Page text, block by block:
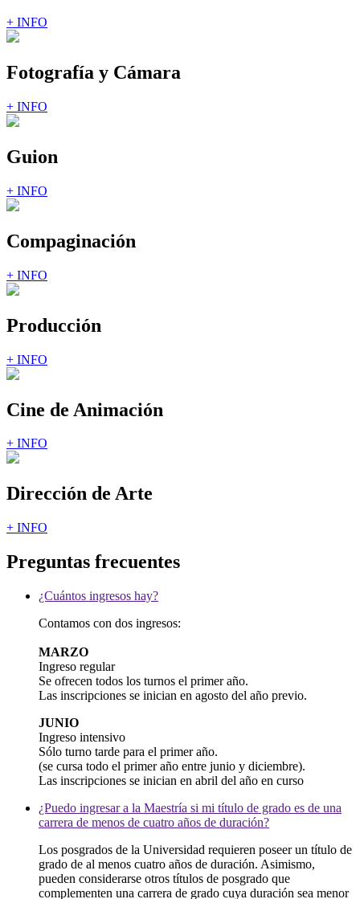
+ INFO
Fotografía y Cámara
+ INFO
Guion
+ INFO
Compaginación
+ INFO
Producción
+ INFO
Cine de Animación
+ INFO
Dirección de Arte
+ INFO
Preguntas frecuentes
¿Cuántos ingresos hay?
Contamos con dos ingresos:
MARZO
Ingreso regular
Se ofrecen todos los turnos el primer año.
Las inscripciones se inician en agosto del año previo.
JUNIO
Ingreso intensivo
Sólo turno tarde para el primer año.
(se cursa todo el primer año entre junio y diciembre).
Las inscripciones se inician en abril del año en curso
¿Puedo ingresar a la Maestría si mi título de grado es de una
carrera de menos de cuatro años de duración?
Los posgrados de la Universidad requieren poseer un título de
grado de al menos cuatro años de duración. Asimismo,
pueden considerarse otros títulos de posgrado que
complementen una carrera de grado cuya duración sea menor